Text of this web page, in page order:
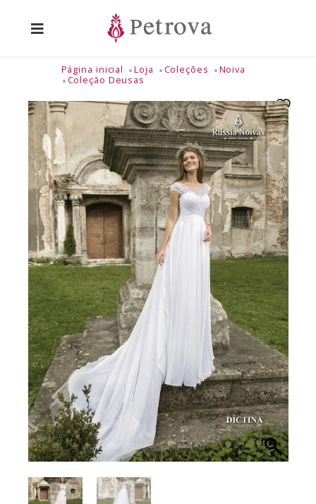
Página inicial Loja Coleções
Noiva
Coleção Deusas